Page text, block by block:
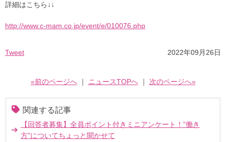
詳細はこちら↓↓
http://www.c-mam.co.jp/event/e/010076.php
Tweet 2022年09月26日
«前のページへ｜ ニュースTOPへ｜ 次のページへ»
関連する記事
【回答者募集】全員ポイント付きミニアンケート！"働き
方"についてちょっと聞かせて